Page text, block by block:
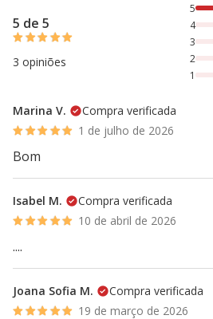
5 de 5
3 opiniões
100% das pessoas avaliaram 5
4
3
2
1
Marina V.
Compra verificada
1 de julho de 2026
Bom
Isabel M.
Compra verificada
10 de abril de 2026
....
Joana Sofia M.
Compra verificada
19 de março de 2026